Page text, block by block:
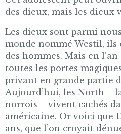
des dieux, mais les dieux
Les dieux sont parmi
monde nommé Westil,
des hommes. Mais en
toutes les portes
privant en grande partie
Aujourd’hui, les North –
norrois – vivent cachés
américaine. Or voici que
ans, que l’on croyait